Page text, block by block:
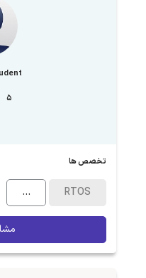
5
تخصص ها
RTOS
...